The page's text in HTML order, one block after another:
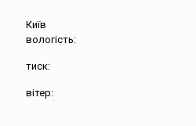
Київ
вологість:
тиск:
вітер: